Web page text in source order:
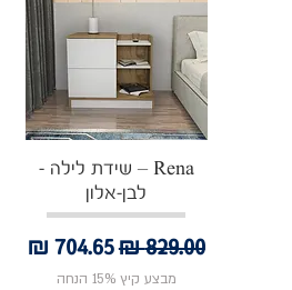
תצוגה מהירה
Rena – שידת לילה -
לבן-אלון
מחיר רגיל‏829.00 ‏₪ מחיר מבצע‏704.65 ‏₪
מבצע קיץ 15% הנחה